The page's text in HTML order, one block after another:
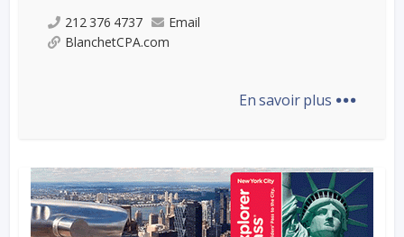
212 376 4737
Email
BlanchetCPA.com
En savoir plus ...